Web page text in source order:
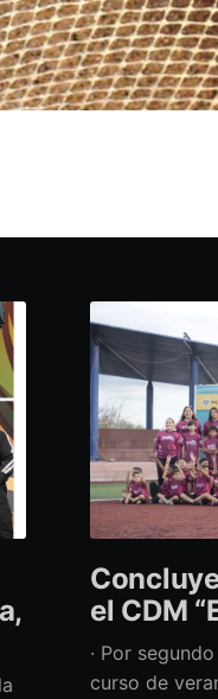
el CDM
· Por
curso de